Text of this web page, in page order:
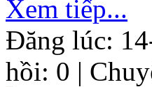
Xem tiếp...
Đăng lúc:
hồi: 0 |